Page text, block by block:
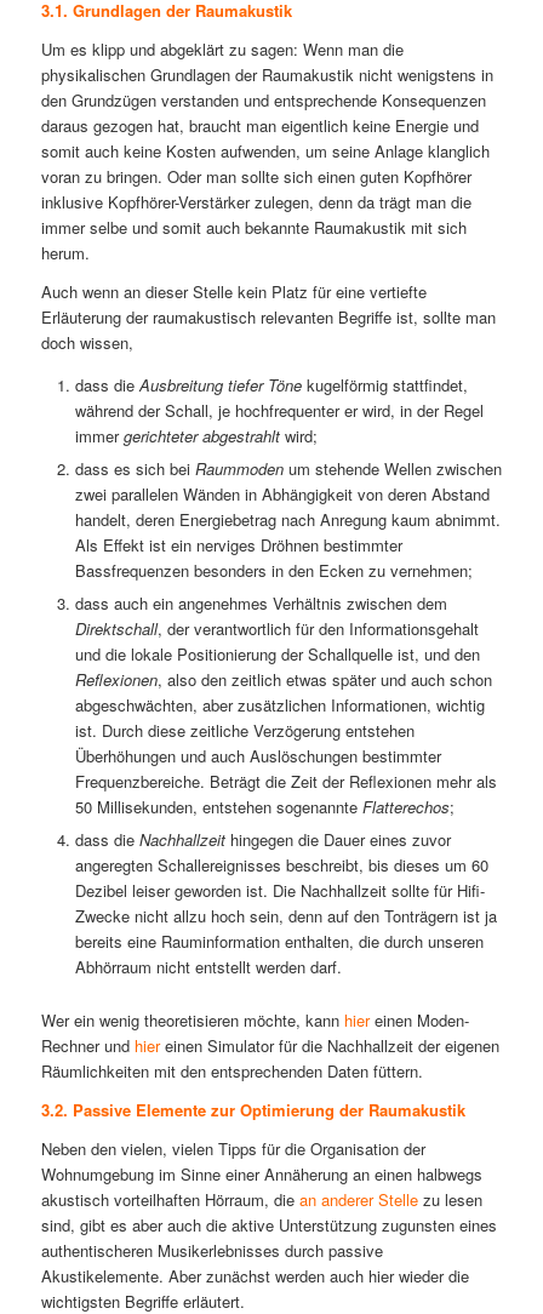
3.1. Grundlagen der Raumakustik
Um es klipp und abgeklärt zu sagen: Wenn man die
physikalischen Grundlagen der Raumakustik nicht wenigstens in
den Grundzügen verstanden und entsprechende Konsequenzen
daraus gezogen hat, braucht man eigentlich keine Energie und
somit auch keine Kosten aufwenden, um seine Anlage klanglich
voran zu bringen. Oder man sollte sich einen guten Kopfhörer
inklusive Kopfhörer-Verstärker zulegen, denn da trägt man die
immer selbe und somit auch bekannte Raumakustik mit sich
herum.
Auch wenn an dieser Stelle kein Platz für eine vertiefte
Erläuterung der raumakustisch relevanten Begriffe ist, sollte man
doch wissen,
dass die Ausbreitung tiefer Tönekugelförmig stattfindet,
während der Schall, je hochfrequenter er wird, in der Regel
immergerichteter abgestrahltwird;
dass es sich bei Raummodenum stehende Wellen zwischen
zwei parallelen Wänden in Abhängigkeit von deren Abstand
handelt, deren Energiebetrag nach Anregung kaum abnimmt.
Als Effekt ist ein nerviges Dröhnen bestimmter
Bassfrequenzen besonders in den Ecken zu vernehmen;
dass auch ein angenehmes Verhältnis zwischen dem
Direktschall, der verantwortlich für den Informationsgehalt
und die lokale Positionierung der Schallquelle ist, und den
Reflexionen, also den zeitlich etwas später und auch schon
abgeschwächten, aber zusätzlichen Informationen, wichtig
ist. Durch diese zeitliche Verzögerung entstehen
Überhöhungen und auch Auslöschungen bestimmter
Frequenzbereiche. Beträgt die Zeit der Reflexionen mehr als
50 Millisekunden, entstehen sogenannte Flatterechos;
dass die Nachhallzeithingegen die Dauer eines zuvor
angeregten Schallereignisses beschreibt, bis dieses um 60
Dezibel leiser geworden ist. Die Nachhallzeit sollte für Hifi-
Zwecke nicht allzu hoch sein, denn auf den Tonträgern ist ja
bereits eine Rauminformation enthalten, die durch unseren
Abhörraum nicht entstellt werden darf.
Wer ein wenig theoretisieren möchte, kann hiereinen Moden-
Rechner und hiereinen Simulator für die Nachhallzeit der eigenen
Räumlichkeiten mit den entsprechenden Daten füttern.
3.2. Passive Elemente zur Optimierung der Raumakustik
Neben den vielen, vielen Tipps für die Organisation der
Wohnumgebung im Sinne einer Annäherung an einen halbwegs
akustisch vorteilhaften Hörraum, die an anderer Stellezu lesen
sind, gibt es aber auch die aktive Unterstützung zugunsten eines
authentischeren Musikerlebnisses durch passive
Akustikelemente. Aber zunächst werden auch hier wieder die
wichtigsten Begriffe erläutert.